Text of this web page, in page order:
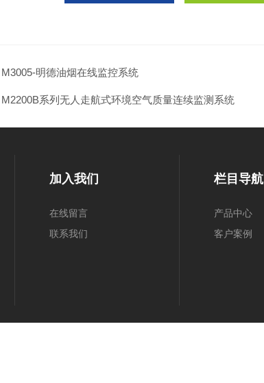
M3005-明德油烟在线监控系统
M2200B系列无人走航式环境空气质量连续监测系统
加入我们
在线留言
联系我们
栏目导航
产品中心
客户案例